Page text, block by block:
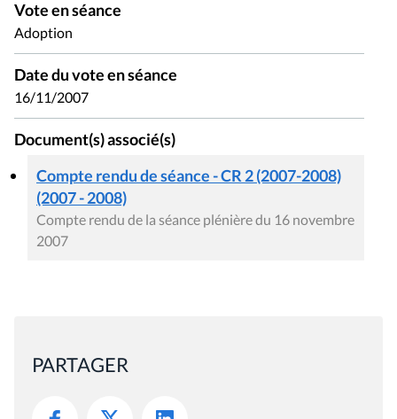
Vote en séance
Adoption
Date du vote en séance
16/11/2007
Document(s) associé(s)
Compte rendu de séance - CR 2 (2007-2008)
(2007 - 2008)
Compte rendu de la séance plénière du 16 novembre
2007
PARTAGER